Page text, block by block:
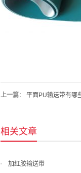
上一篇： 平面PU输送带有哪
相关文章
加红胶输送带